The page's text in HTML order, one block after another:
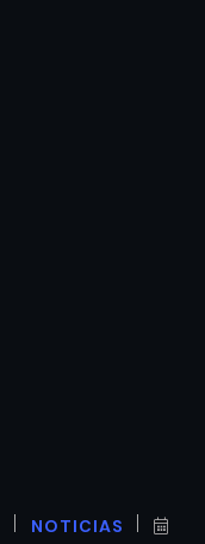
NOTICIAS